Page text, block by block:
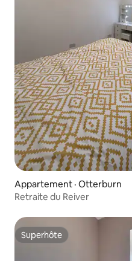
Appartement · Otterburn
Retraite du Reiver
Superhôte
Superhôte